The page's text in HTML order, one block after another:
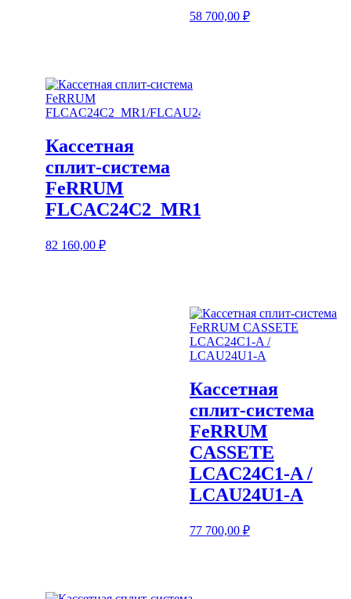
58 700,00 ₽
Кассетная
сплит-система
FeRRUM
FLCAC24C2_MR1/
82 160,00 ₽
Кассетная
сплит-система
FeRRUM
CASSETE
LCAC24C1-A /
LCAU24U1-A
77 700,00 ₽